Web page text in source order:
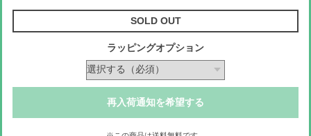
SOLD OUT
ラッピングオプション
再入荷通知を希望する